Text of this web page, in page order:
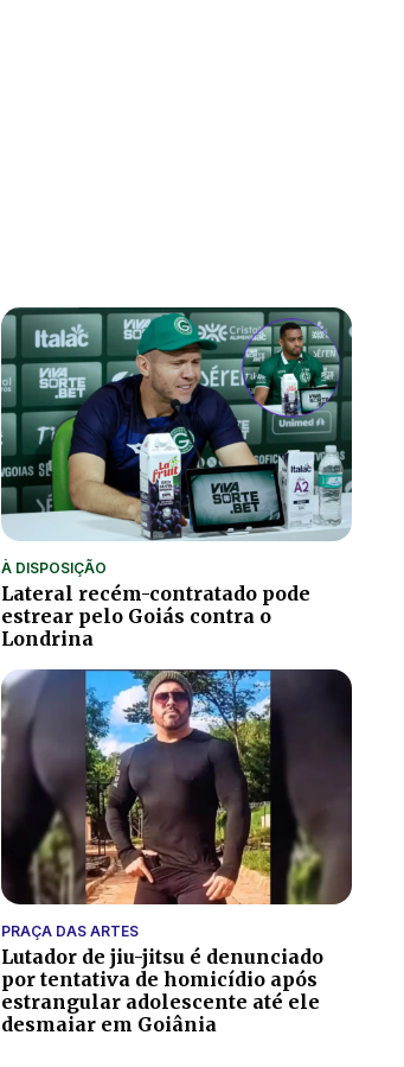
À DISPOSIÇÃO
Lateral recém-contratado pode
estrear pelo Goiás contra o
Londrina
PRAÇA DAS ARTES
Lutador de jiu-jitsu é denunciado
por tentativa de homicídio após
estrangular adolescente até ele
desmaiar em Goiânia